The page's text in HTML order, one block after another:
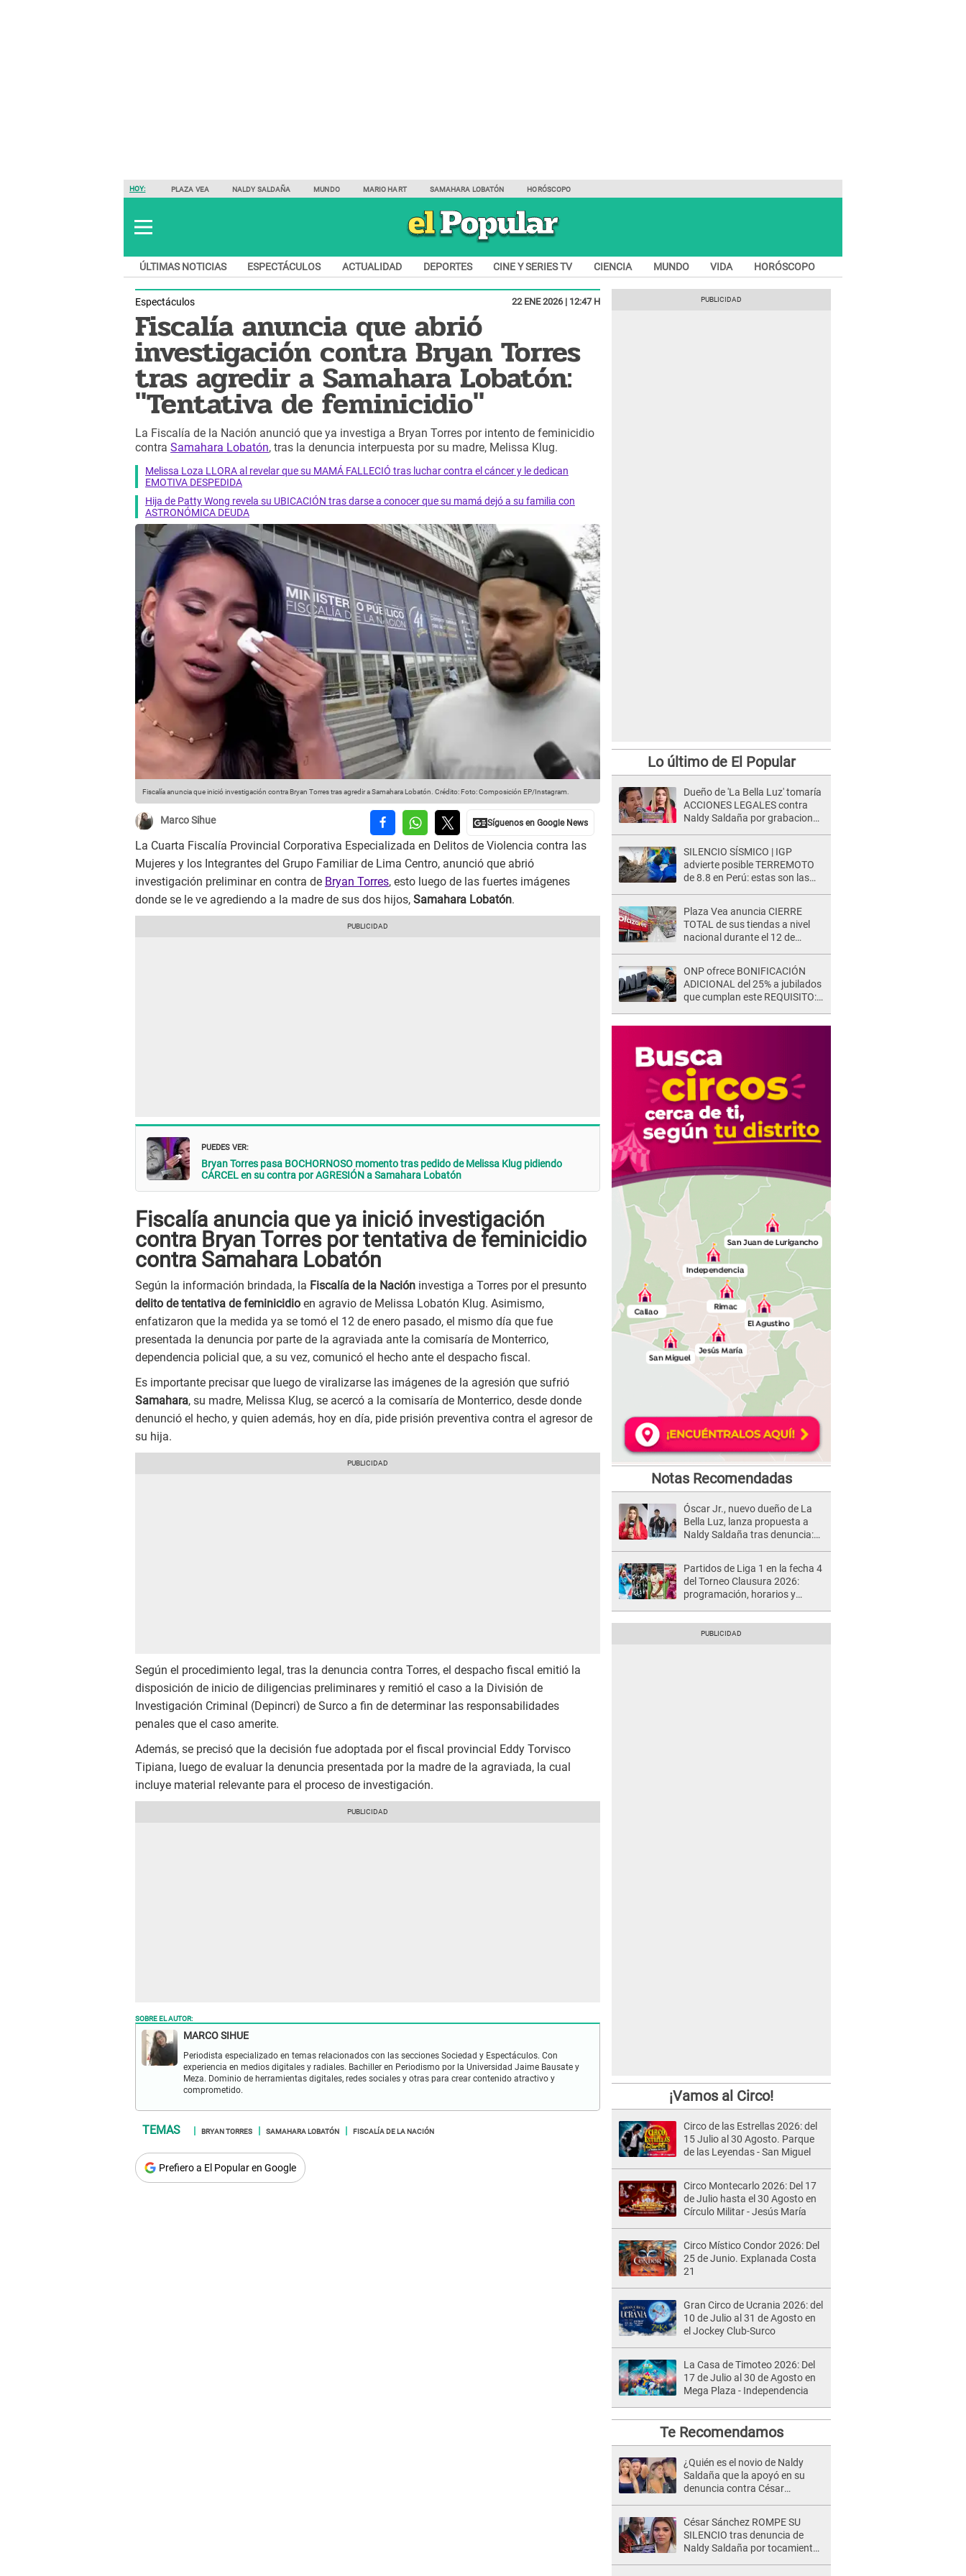
HOY: PLAZA VEA NALDY SALDAÑA MUNDO MARIO HART SAMAHARA LOBATÓN HORÓSCOPO
ÚLTIMAS NOTICIAS ESPECTÁCULOS ACTUALIDAD DEPORTES CINE Y SERIES TV CIENCIA MUNDO VIDA HORÓSCOPO
Espectáculos 22 ENE 2026 | 12:47 H
Fiscalía anuncia que abrió
investigación contra Bryan Torres
tras agredir a Samahara Lobatón:
"Tentativa de feminicidio"
La Fiscalía de la Nación anunció que ya investiga a Bryan Torres por intento de feminicidio
contra Samahara Lobatón, tras la denuncia interpuesta por su madre, Melissa Klug.
Melissa Loza LLORA al revelar que su MAMÁ FALLECIÓ tras luchar contra el cáncer y le dedican
EMOTIVA DESPEDIDA
Hija de Patty Wong revela su UBICACIÓN tras darse a conocer que su mamá dejó a su familia con
ASTRONÓMICA DEUDA
Fiscalía anuncia que inició investigación contra Bryan Torres tras agredir a Samahara Lobatón. Crédito: Foto: Composición EP/Instagram.
Marco Sihue
La Cuarta Fiscalía Provincial Corporativa Especializada en Delitos de Violencia contra las
Mujeres y los Integrantes del Grupo Familiar de Lima Centro, anunció que abrió
investigación preliminar en contra de Bryan Torres, esto luego de las fuertes imágenes
donde se le ve agrediendo a la madre de sus dos hijos, Samahara Lobatón.
PUEDES VER:
Bryan Torres pasa BOCHORNOSO momento tras pedido de Melissa Klug pidiendo
CÁRCEL en su contra por AGRESIÓN a Samahara Lobatón
Fiscalía anuncia que ya inició investigación
contra Bryan Torres por tentativa de feminicidio
contra Samahara Lobatón
Según la información brindada, la Fiscalía de la Nación investiga a Torres por el presunto
delito de tentativa de feminicidio en agravio de Melissa Lobatón Klug. Asimismo,
enfatizaron que la medida ya se tomó el 12 de enero pasado, el mismo día que fue
presentada la denuncia por parte de la agraviada ante la comisaría de Monterrico,
dependencia policial que, a su vez, comunicó el hecho ante el despacho fiscal.
Es importante precisar que luego de viralizarse las imágenes de la agresión que sufrió
Samahara, su madre, Melissa Klug, se acercó a la comisaría de Monterrico, desde donde
denunció el hecho, y quien además, hoy en día, pide prisión preventiva contra el agresor de
su hija.
Según el procedimiento legal, tras la denuncia contra Torres, el despacho fiscal emitió la
disposición de inicio de diligencias preliminares y remitió el caso a la División de
Investigación Criminal (Depincri) de Surco a fin de determinar las responsabilidades
penales que el caso amerite.
Además, se precisó que la decisión fue adoptada por el fiscal provincial Eddy Torvisco
Tipiana, luego de evaluar la denuncia presentada por la madre de la agraviada, la cual
incluye material relevante para el proceso de investigación.
SOBRE EL AUTOR:
MARCO SIHUE
Periodista especializado en temas relacionados con las secciones Sociedad y Espectáculos. Con
experiencia en medios digitales y radiales. Bachiller en Periodismo por la Universidad Jaime Bausate y
Meza. Dominio de herramientas digitales, redes sociales y otras para crear contenido atractivo y
comprometido.
BRYAN TORRES SAMAHARA LOBATÓN FISCALÍA DE LA NACIÓN
Prefiero a El Popular en Google
Lo último de El Popular
Dueño de 'La Bella Luz' tomaría
ACCIONES LEGALES contra
Naldy Saldaña por grabaciones
SILENCIO SÍSMICO | IGP
advierte posible TERREMOTO
de 8.8 en Perú: estas son las
Plaza Vea anuncia CIERRE
TOTAL de sus tiendas a nivel
nacional durante el 12 de
ONP ofrece BONIFICACIÓN
ADICIONAL del 25% a jubilados
que cumplan este REQUISITO:
Notas Recomendadas
Óscar Jr., nuevo dueño de La
Bella Luz, lanza propuesta a
Naldy Saldaña tras denuncia:
Partidos de Liga 1 en la fecha 4
del Torneo Clausura 2026:
programación, horarios y
¡Vamos al Circo!
Circo de las Estrellas 2026: del
15 Julio al 30 Agosto. Parque
de las Leyendas - San Miguel
Circo Montecarlo 2026: Del 17
de Julio hasta el 30 Agosto en
Círculo Militar - Jesús María
Circo Místico Condor 2026: Del
25 de Junio. Explanada Costa
21
Gran Circo de Ucrania 2026: del
10 de Julio al 31 de Agosto en
el Jockey Club-Surco
La Casa de Timoteo 2026: Del
17 de Julio al 30 de Agosto en
Mega Plaza - Independencia
Te Recomendamos
¿Quién es el novio de Naldy
Saldaña que la apoyó en su
denuncia contra César
César Sánchez ROMPE SU
SILENCIO tras denuncia de
Naldy Saldaña por tocamientos